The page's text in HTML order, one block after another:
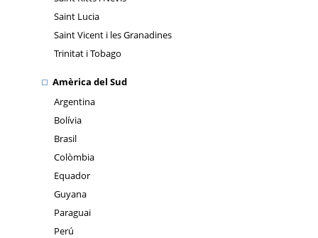
Saint Lucia
Saint Vicent i les Granadines
Trinitat i Tobago
Amèrica del Sud
Argentina
Bolívia
Brasil
Colòmbia
Equador
Guyana
Paraguai
Perú